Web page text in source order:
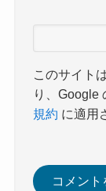
このサイト
り、Google
規約 に適用